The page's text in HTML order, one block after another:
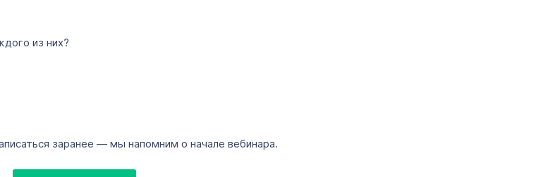
из них?
заранее — мы напомним о начале вебинара.